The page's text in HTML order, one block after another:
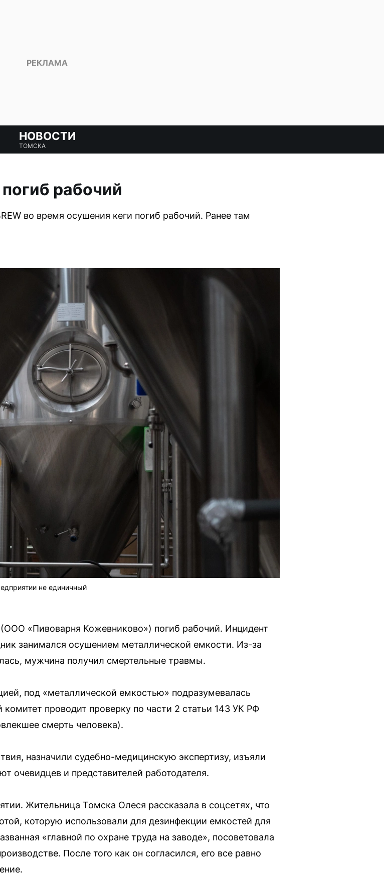
НОВОСТИ
ТОМСКА
рабочий
во время осушения кеги погиб рабочий. Ранее там
не единичный
«Пивоварня Кожевниково») погиб рабочий. Инцидент
занимался осушением металлической емкости. Из-за
мужчина получил смертельные травмы.
под «металлической емкостью» подразумевалась
проводит проверку по части 2 статьи 143 УК РФ
смерть человека).
назначили судебно-медицинскую экспертизу, изъяли
очевидцев и представителей работодателя.
Жительница Томска Олеся рассказала в соцсетях, что
которую использовали для дезинфекции емкостей для
«главной по охране труда на заводе», посоветовала
После того как он согласился, его все равно